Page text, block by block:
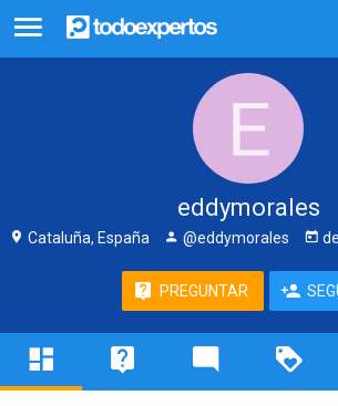
eddymorales
Cataluña, España @eddymorales
PREGUNTAR